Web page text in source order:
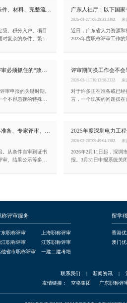
重磅发布|2026年广东省职称评审条件、材料、完整流程!
级、积分入户、项目
复杂的条件、繁多
2026-04-27T06:28:33.349Z 来
近日，广东省人力资源
2025年度职称评审工作的
为什么说2026年是是广东省职称评审必须抓住的“政策窗口期”？
审申报的关键时期。
不容忽视的特殊背
日结束。
2026-03-11T10:13:58.233Z 来
对于许多正在准备或已
言，一个现实的问题摆
与应对策略。
。从条件自审到证书
、结果公示等多个
2026-02-28T09:49:04.158Z 来
2026年2月11日起，深圳
报。3月31日申报系统关
称评审服务
东职称评审
上海职称评审
江职称评审
江苏职称评审
他省市职称评审
一建二建考培
留学
香港
澳门
联系我们 | 新闻资讯 |
友情链接：
空格集团 广东职称评